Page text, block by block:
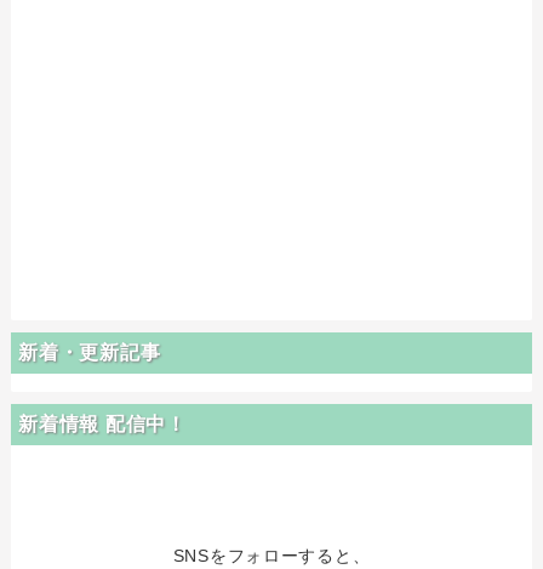
新着・更新記事
新着情報 配信中！
SNSをフォローすると、